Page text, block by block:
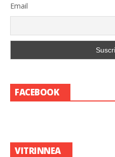
Email
FACEBOOK
VITRINNEA